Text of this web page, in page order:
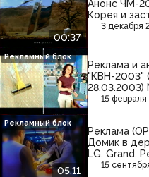
00:37
Анонс ЧМ-
Корея и
3 декабря
Реклама и
"КВН-2003"
28.03.2003)
корона,
15
Рекламный блок
05:11
Реклама
Домик в
LG, Grand,
Jay,
15
Рекламный блок